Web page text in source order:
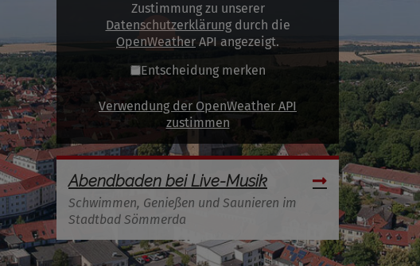
Zustimmung zu unserer
Datenschutzerklärungdurch die
OpenWeather API angezeigt.
Entscheidung merken
Verwendung der OpenWeather API
zustimmen
Abendbaden bei Live-Musik
Schwimmen, Genießen und Saunieren im
Stadtbad Sömmerda